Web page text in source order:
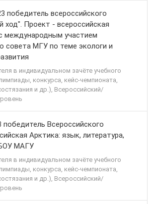
победитель всероссийского
ход". Проект - всероссийская
международным участием
совета МГУ по теме экологи и
в индивидуальном зачёте учебного
конкурса, кейс-чемпионата,
и др.), Всероссийский/
Всероссийского
Арктика: язык, литература,
МАГУ
в индивидуальном зачёте учебного
конкурса, кейс-чемпионата,
и др.), Всероссийский/